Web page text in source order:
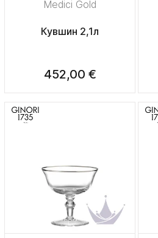
Medici Gold
Кувшин 2,1л
452,00 €